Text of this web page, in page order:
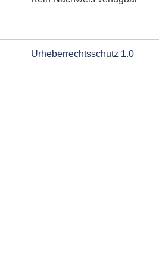
Urheberrechtsschutz 1.0